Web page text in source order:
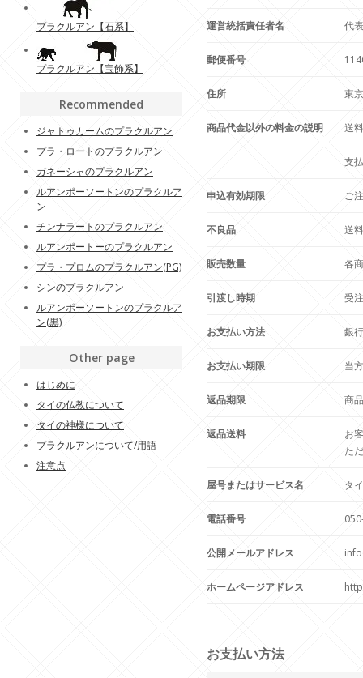
運営統括責任者名 代
郵便番号
住所 東
商品代金以外の料金の説明 送
支
申込有効期限 ご
不良品 送
販売数量 各
引渡し時期 受
お支払い方法 銀
お支払い期限 当
返品期限 商
返品送料
お
た
屋号またはサービス名 タ
電話番号
公開メールアドレス
ホームページアドレス
お支払い方法
プラクルアン【石系】
プラクルアン【宝飾系】
Recommended
ジャトゥカームのプラクルアン
プラ・ロートのプラクルアン
ガネーシャのプラクルアン
ルアンポーソートンのプラクルア
ン
チンナラートのプラクルアン
ルアンポートーのプラクルアン
プラ・プロムのプラクルアン(PG)
シンのプラクルアン
ルアンポーソートンのプラクルア
ン(黒)
Other page
はじめに
タイの仏教について
タイの神様について
プラクルアンについて/用語
注意点